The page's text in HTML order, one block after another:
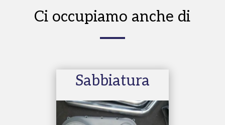
Ci occupiamo anche di
Sabbiatura